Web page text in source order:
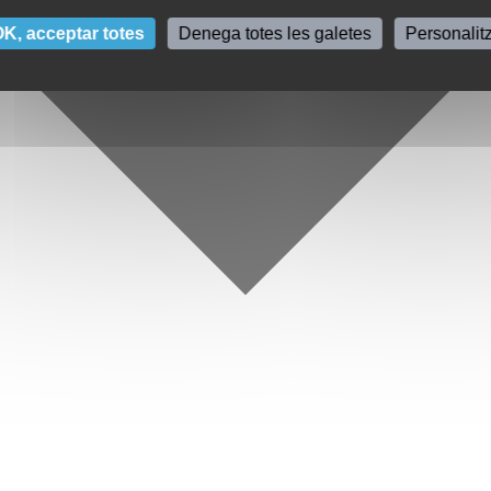
acceptar totes Denega totes les galetes